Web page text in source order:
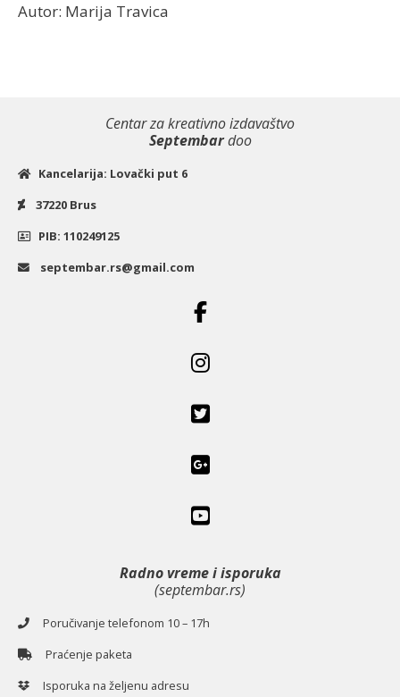
Autor: Marija Travica
Centar za kreativno izdavaštvo
Septembardoo
Kancelarija: Lovački put 6
37220 Brus
PIB: 110249125
septembar.rs@gmail.com
Radno vreme i isporuka
(septembar.rs)
Poručivanje telefonom 10 – 17h
Praćenje paketa
Isporuka na željenu adresu